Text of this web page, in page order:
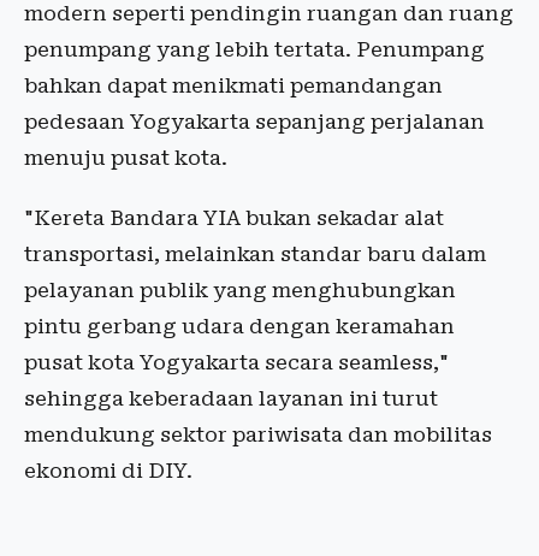
modern seperti pendingin ruangan dan ruang
penumpang yang lebih tertata. Penumpang
bahkan dapat menikmati pemandangan
pedesaan Yogyakarta sepanjang perjalanan
menuju pusat kota.
"Kereta Bandara YIA bukan sekadar alat
transportasi, melainkan standar baru dalam
pelayanan publik yang menghubungkan
pintu gerbang udara dengan keramahan
pusat kota Yogyakarta secara seamless,"
sehingga keberadaan layanan ini turut
mendukung sektor pariwisata dan mobilitas
ekonomi di DIY.